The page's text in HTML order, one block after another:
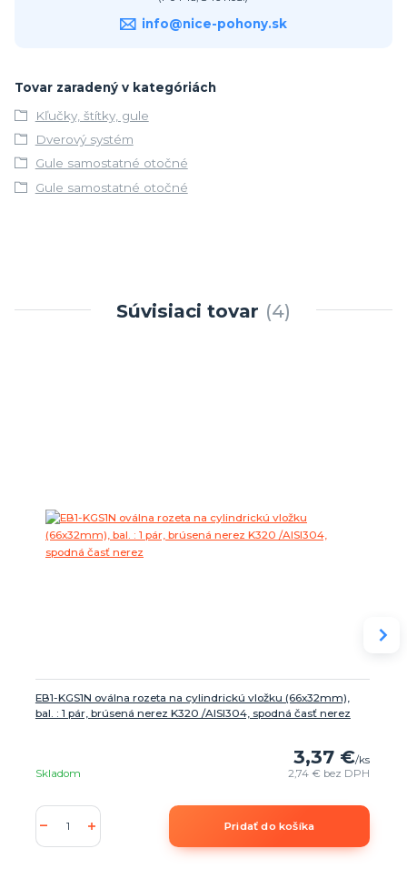
info@nice-pohony.sk
Tovar zaradený v kategóriách
Kľučky, štítky, gule
Dverový systém
Gule samostatné otočné
Gule samostatné otočné
Súvisiaci tovar 4
EB1-KGS1N oválna rozeta na cylindrickú vložku (66x32mm),
bal. : 1 pár, brúsená nerez K320 /AISI304, spodná časť nerez
3,37 €/ks
2,74 € bez DPH
Skladom
Pridať do košíka